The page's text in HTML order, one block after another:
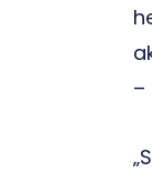
–